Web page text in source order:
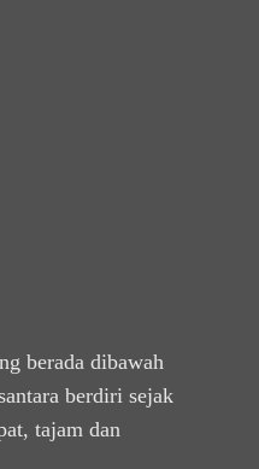
berada dibawah
berdiri sejak
tajam dan